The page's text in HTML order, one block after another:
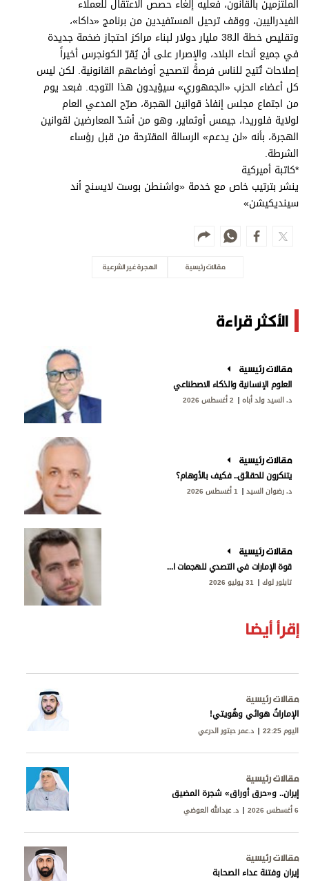
الملتزمين بالقانون، فعليه إلغاء حصص الاعتقال للعملاء
الفيدراليين، ووقف ترحيل المستفيدين من برنامج «داكا»،
وتقليص خطة الـ38 مليار دولار لبناء مراكز احتجاز ضخمة جديدة
في جميع أنحاء البلاد، والإصرار على أن يُقرّ الكونجرس أخيراً
إصلاحات تُتيح للناس فرصةً لتصحيح أوضاعهم القانونية. لكن ليس
كل أعضاء الحزب «الجمهوري» سيؤيدون هذا التوجه. فبعد يوم
من اجتماع مجلس إنفاذ قوانين الهجرة، صرّح المدعي العام
لولاية فلوريدا، جيمس أوثماير، وهو من أشدّ المعارضين لقوانين
الهجرة، بأنه «لن يدعم» الرسالة المقترحة من قبل رؤساء
الشرطة.
*كاتبة أميركية
ينشر بترتيب خاص مع خدمة «واشنطن بوست لايسنج أند
سينديكيشن»
مقالات رئيسية الهجرة غير الشرعية
الأكثر قراءة
مقالات رئيسية
العلوم الإنسانية والذكاء الاصطناعي
د. السيد ولد أباه 2 أغسطس 2026
مقالات رئيسية
يتنكرون للحقائق.. فكيف بالأوهام؟
د. رضوان السيد 1 أغسطس 2026
مقالات رئيسية
قوة الإمارات في التصدي للهجمات الإيرانية
تايلور لوك 31 يوليو 2026
إقرأ أيضا
مقالات رئيسية
الإماراتُ هوائي وهُويتي!
اليوم 22:25 د.عمر حبتور الدرعي
مقالات رئيسية
إيران.. و«حرق أوراق» شجرة المضيق
6 أغسطس 2026 د. عبدالله العوضي
مقالات رئيسية
إيران وفتنة عداء الصحابة